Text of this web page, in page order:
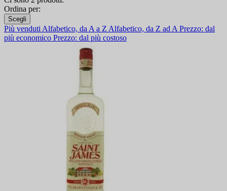
Ordina per:
Scegli
Più venduti Alfabetico, da A a Z Alfabetico, da Z ad A Prezzo: dal
più economico Prezzo: dal più costoso